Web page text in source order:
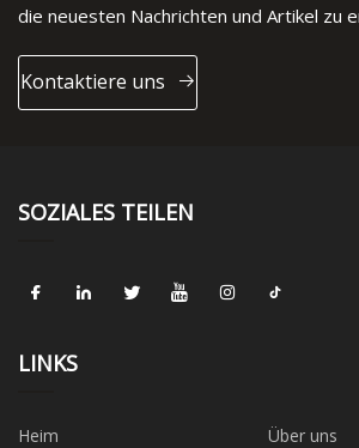
die neuesten Nachrichten und Artikel zu
Kontaktiere uns
SOZIALES TEILEN
LINKS
Heim
Über uns